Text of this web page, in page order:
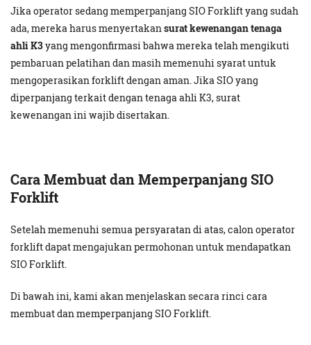
Jika operator sedang memperpanjang SIO Forklift yang sudah
ada, mereka harus menyertakansurat kewenangan tenaga
ahli K3yang mengonfirmasi bahwa mereka telah mengikuti
pembaruan pelatihan dan masih memenuhi syarat untuk
mengoperasikan forklift dengan aman. Jika SIO yang
diperpanjang terkait dengan tenaga ahli K3, surat
kewenangan ini wajib disertakan.
Cara Membuat dan Memperpanjang SIO
Forklift
Setelah memenuhi semua persyaratan di atas, calon operator
forklift dapat mengajukan permohonan untuk mendapatkan
SIO Forklift.
Di bawah ini, kami akan menjelaskan secara rinci cara
membuat dan memperpanjang SIO Forklift.